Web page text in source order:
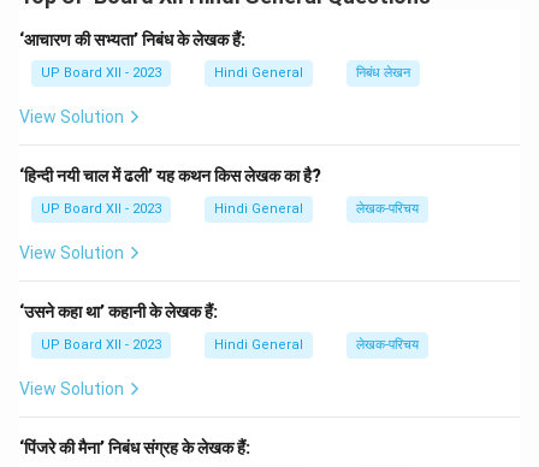
Download Solution in PDF
‘आचारण की सभ्यता’ निबंध के लेखक हैं:
UP Board XII - 2023 Hindi General निबंध लेखन
View Solution
‘हिन्दी नयी चाल में ढली’ यह कथन किस लेखक का है?
UP Board XII - 2023 Hindi General लेखक-परिचय
View Solution
‘उसने कहा था’ कहानी के लेखक हैं:
UP Board XII - 2023 Hindi General लेखक-परिचय
View Solution
‘पिंजरे की मैना’ निबंध संग्रह के लेखक हैं: